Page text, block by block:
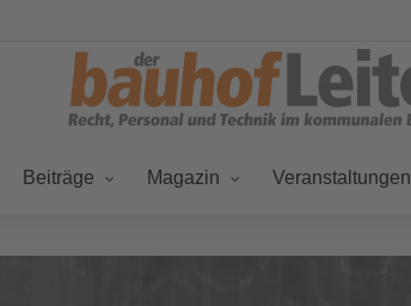
Beiträge Magazin Veranstaltungen